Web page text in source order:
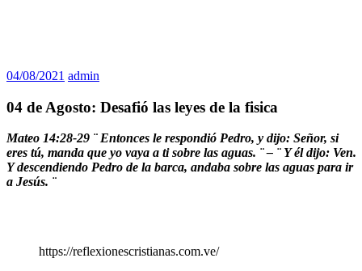
04/08/2021 admin
04 de Agosto: Desafió las leyes de la fisica
Mateo 14:28-29 ¨ Entonces le respondió Pedro, y dijo: Señor, si
eres tú, manda que yo vaya a ti sobre las aguas. ¨ – ¨ Y él dijo: Ven.
Y descendiendo Pedro de la barca, andaba sobre las aguas para ir
a Jesús. ¨
https://reflexionescristianas.com.ve/